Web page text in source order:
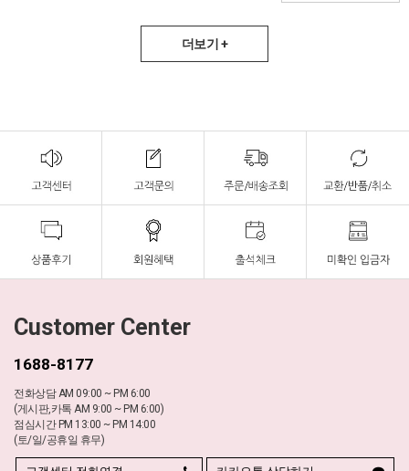
더보기 +
Customer Center
1688-8177
전화상담 AM 09:00 ~ PM 6:00
(게시판,카톡 AM 9:00 ~ PM 6:00)
점심시간 PM 13:00 ~ PM 14:00
(토/일/공휴일 휴무)